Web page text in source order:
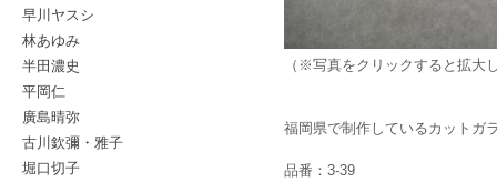
早川ヤスシ
林あゆみ
半田濃史
平岡仁
廣島晴弥
古川欽彌・雅子
堀口切子
（※写真をクリックすると拡大
福岡県で制作しているカットガ
品番：3-39